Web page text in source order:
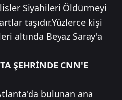
Siyahileri Öldürmeyi
taşıdır.Yüzlerce kişi
altında Beyaz Saray'a
ŞEHRİNDE CNN'E
bulunan ana